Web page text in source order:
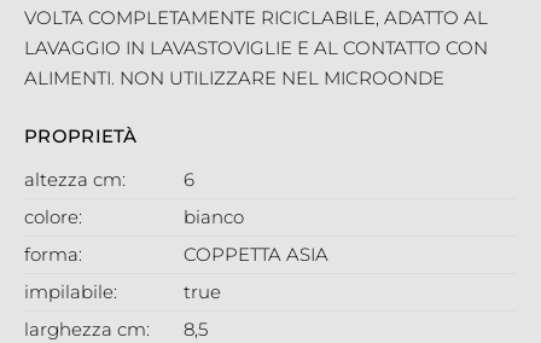
VOLTA COMPLETAMENTE RICICLABILE, ADATTO AL
LAVAGGIO IN LAVASTOVIGLIE E AL CONTATTO CON
ALIMENTI. NON UTILIZZARE NEL MICROONDE
PROPRIETÀ
altezza cm:
6
colore:
bianco
forma:
COPPETTA ASIA
impilabile:
true
larghezza cm:
8,5